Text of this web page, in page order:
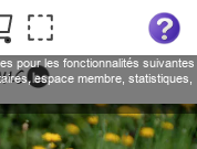
pour les fonctionnalités suivantes
espace membre, statistiques,